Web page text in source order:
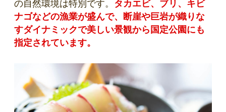
の自然環境は特別です。 タカエビ、ブリ、キビ
ナゴなどの漁業が盛んで、断崖や巨岩が織りな
すダイナミックで美しい景観から国定公園にも
指定されています。